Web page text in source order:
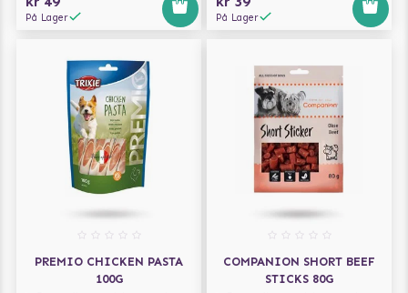
På Lager På Lager
PREMIO CHICKEN PASTA
100G
COMPANION SHORT BEEF
STICKS 80G